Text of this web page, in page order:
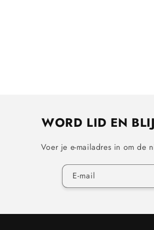
WORD LID EN
Voer je e-mailadres in om de
E‑mail